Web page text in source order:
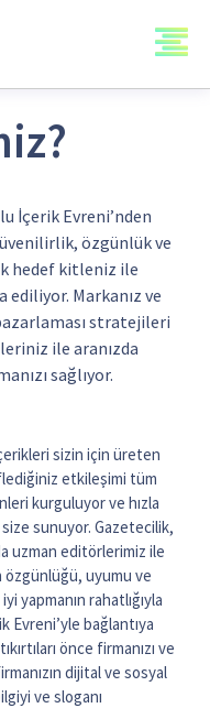
İçerik Evreni’nden
özgünlük ve
hedef kitleniz ile
ediliyor. Markanız ve
stratejileri
ile aranızda
sağlıyor.
sizin için üreten
etkileşimi tüm
kurguluyor ve hızla
sunuyor. Gazetecilik,
uzman editörlerimiz ile
özgünlüğü, uyumu ve
yapmanın rahatlığıyla
Evreni’yle bağlantıya
önce firmanızı ve
dijital ve sosyal
ve sloganı